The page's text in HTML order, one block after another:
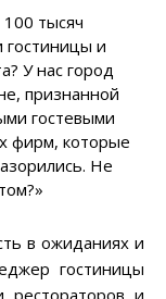
тысяч
гостиницы и
У нас город
признанной
гостевыми
фирм, которые
Не
в ожиданиях и
гостиницы